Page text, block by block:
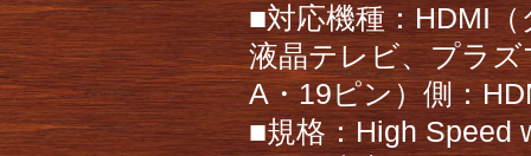
■対応機種：HDMI
液晶テレビ、プラ
A・19ピン）側：
■規格：High Speed